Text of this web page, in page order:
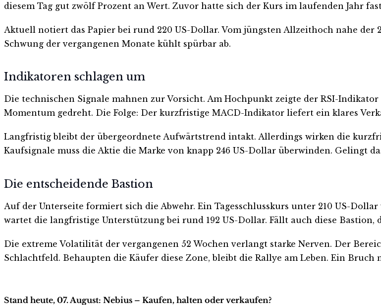
diesem Tag gut zwölf Prozent an Wert. Zuvor hatte sich der Kurs im laufenden Jahr
Aktuell notiert das Papier bei rund 220 US-Dollar. Vom jüngsten Allzeithoch nahe
Schwung der vergangenen Monate kühlt spürbar ab.
Indikatoren schlagen um
Die technischen Signale mahnen zur Vorsicht. Am Hochpunkt zeigte der RSI-
Momentum gedreht. Die Folge: Der kurzfristige MACD-Indikator liefert ein klares
Langfristig bleibt der übergeordnete Aufwärtstrend intakt. Allerdings wirken die
Kaufsignale muss die Aktie die Marke von knapp 246 US-Dollar überwinden. Gelingt
Die entscheidende Bastion
Auf der Unterseite formiert sich die Abwehr. Ein Tagesschlusskurs unter 210 US-
wartet die langfristige Unterstützung bei rund 192 US-Dollar. Fällt auch diese
Die extreme Volatilität der vergangenen 52 Wochen verlangt starke Nerven. Der
Schlachtfeld. Behaupten die Käufer diese Zone, bleibt die Rallye am Leben. Ein
Stand heute, 07. August: Nebius – Kaufen, halten oder verkaufen?